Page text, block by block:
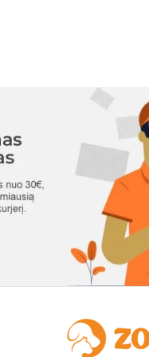
options
chosen
product